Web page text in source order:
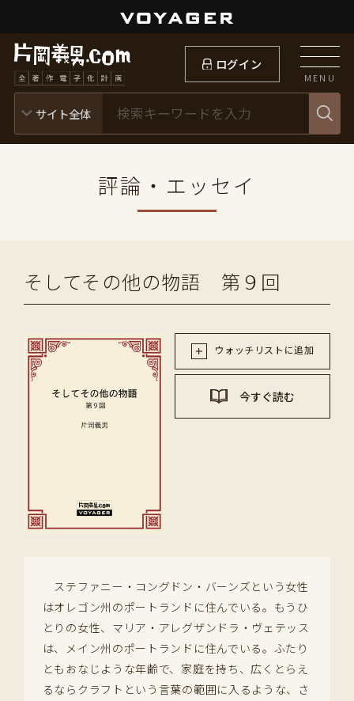
ログイン
MENU
評論・エッセイ
そしてその他の物語 第９回
ウォッチリストに追加
今すぐ読む
ステファニー・コングドン・バーンズという女性
はオレゴン州のポートランドに住んでいる。もうひ
とりの女性、マリア・アレグザンドラ・ヴェテッス
は、メイン州のポートランドに住んでいる。ふたり
ともおなじような年齢で、家庭を持ち、広くとらえ
るならクラフトという言葉の範囲に入るような、さ